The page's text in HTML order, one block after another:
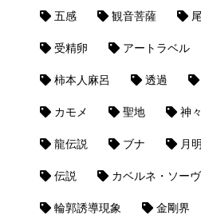
五感 観音菩薩
受精卵 アートラベル
柿本人麻呂 透過
カモメ 聖地 神々
龍伝説 ブナ 月
伝説 カベルネ・ソー
輪郭誘導現象 金剛界